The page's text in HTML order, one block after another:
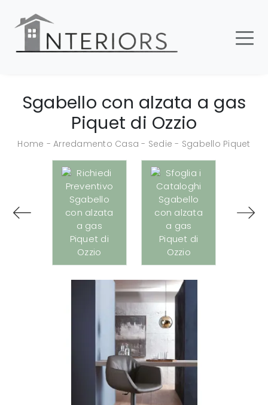
Sgabello con alzata a gas
Piquet di Ozzio
Home -Arredamento Casa - Sedie - Sgabello Piquet